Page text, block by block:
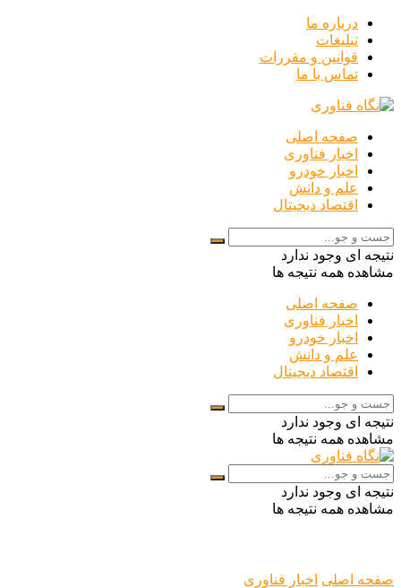
درباره ما
تبلیغات
قوانین و مقررات
تماس با ما
صفحه اصلی
اخبار فناوری
اخبار خودرو
علم و دانش
اقتصاد دیجیتال
نتیجه ای وجود ندارد
مشاهده همه نتیجه ها
صفحه اصلی
اخبار فناوری
اخبار خودرو
علم و دانش
اقتصاد دیجیتال
نتیجه ای وجود ندارد
مشاهده همه نتیجه ها
نتیجه ای وجود ندارد
مشاهده همه نتیجه ها
صفحه اصلی اخبار فناوری